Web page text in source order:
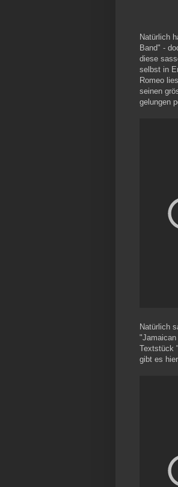
Natürlich
Band" -
diese
selbst in
Romeo
seinen
gelungen
Natürlich
Textstück
gibt es